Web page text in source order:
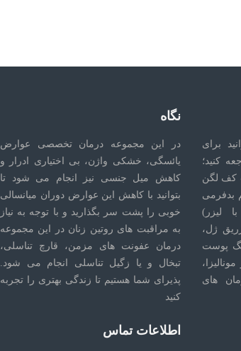
برای
کنید؛
کف لگن
بدفرمی
لیزر)
ژل،
پوست
های
نگاه
در این مجموعه درمان تخصصی عوارض
یائسگی، خشکی واژن، بی اختیاری ادرار و
کاهش میل جنسی نیز انجام می شود تا
بتوانید با کاهش این عوارض دوران میانسالی
خوبی را پشت سر بگذارید و با توجه به نیاز
به مراقبت های روتین زنان در این مجموعه
درمان عفونت های مزمن، قارچ تناسلی،
تبخال و یا زگیل تناسلی انجام می شود.
پذیرای شما هستیم تا زندگی بهتری را تجربه
کنید
اطلاعات تماس